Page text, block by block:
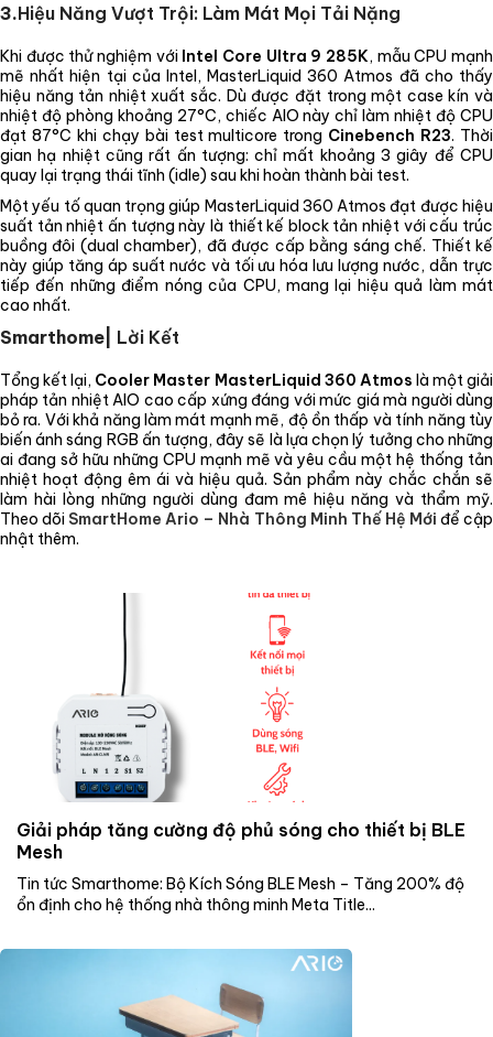
3.Hiệu Năng Vượt Trội: Làm Mát Mọi Tải Nặng
Khi được thử nghiệm với Intel Core Ultra 9 285K, mẫu CPU mạnh
mẽ nhất hiện tại của Intel, MasterLiquid 360 Atmos đã cho thấy
hiệu năng tản nhiệt xuất sắc. Dù được đặt trong một case kín và
nhiệt độ phòng khoảng 27°C, chiếc AIO này chỉ làm nhiệt độ CPU
đạt 87°C khi chạy bài test multicore trong Cinebench R23. Thời
gian hạ nhiệt cũng rất ấn tượng: chỉ mất khoảng 3 giây để CPU
quay lại trạng thái tĩnh (idle) sau khi hoàn thành bài test.
Một yếu tố quan trọng giúp MasterLiquid 360 Atmos đạt được hiệu
suất tản nhiệt ấn tượng này là thiết kế block tản nhiệt với cấu trúc
buồng đôi (dual chamber), đã được cấp bằng sáng chế. Thiết kế
này giúp tăng áp suất nước và tối ưu hóa lưu lượng nước, dẫn trực
tiếp đến những điểm nóng của CPU, mang lại hiệu quả làm mát
cao nhất.
Smarthome| Lời Kết
Tổng kết lại, Cooler Master MasterLiquid 360 Atmos là một giải
pháp tản nhiệt AIO cao cấp xứng đáng với mức giá mà người dùng
bỏ ra. Với khả năng làm mát mạnh mẽ, độ ồn thấp và tính năng tùy
biến ánh sáng RGB ấn tượng, đây sẽ là lựa chọn lý tưởng cho những
ai đang sở hữu những CPU mạnh mẽ và yêu cầu một hệ thống tản
nhiệt hoạt động êm ái và hiệu quả. Sản phẩm này chắc chắn sẽ
làm hài lòng những người dùng đam mê hiệu năng và thẩm mỹ.
Theo dõi SmartHome Ario – Nhà Thông Minh Thế Hệ Mới để cập
nhật thêm.
Giải pháp tăng cường độ phủ sóng cho thiết bị BLE
Mesh
Tin tức Smarthome: Bộ Kích Sóng BLE Mesh – Tăng 200% độ
ổn định cho hệ thống nhà thông minh Meta Title...